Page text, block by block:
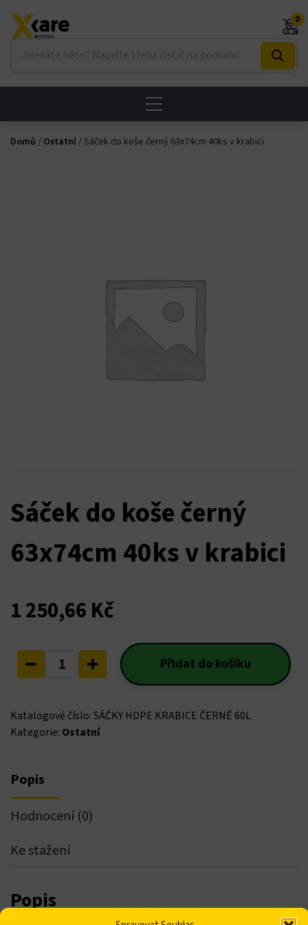
content
0
Domů / Ostatní/ Sáček do koše černý 63x74cm 40ks v krabici
Sáček do koše černý
63x74cm 40ks v krabici
1 250,66 Kč
Sáček
do
černý
63x74cm
Přidat do košíku
Katalogové číslo:SÁČKY HDPE KRABICE ČERNÉ 60L
Kategorie: Ostatní
Popis
Hodnocení (0)
Ke stažení
Popis